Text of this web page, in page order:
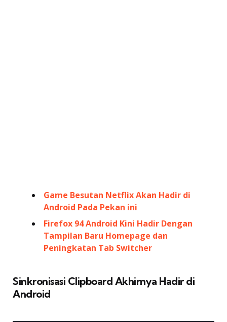
Game Besutan Netflix Akan Hadir di
Android Pada Pekan ini
Firefox 94 Android Kini Hadir Dengan
Tampilan Baru Homepage dan
Peningkatan Tab Switcher
Sinkronisasi Clipboard Akhirnya Hadir di
Android